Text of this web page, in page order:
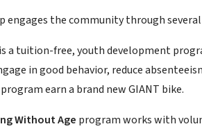
engages the community through
is a tuition-free, youth development
in good behavior, reduce
earn a brand new GIANT bike.
Without Age program works with